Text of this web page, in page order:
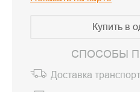
Купить в
СПОСОБЫ
Доставка